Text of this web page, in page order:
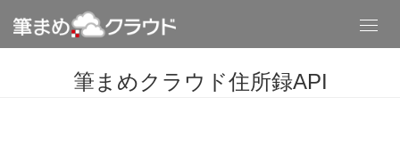
筆まめクラウド住所録API